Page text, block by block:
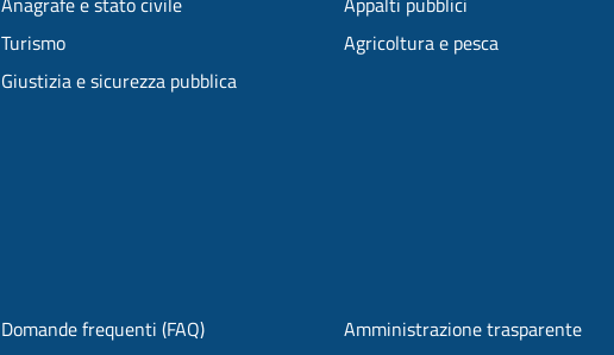
Turismo
Giustizia e sicurezza pubblica
Agricoltura e pesca
Domande frequenti (FAQ)
Amministrazione trasparente